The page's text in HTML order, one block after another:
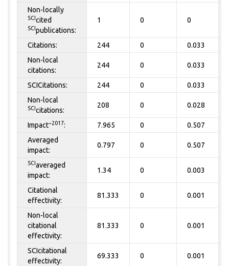
Non-locally
SCIcited
SCIpublications:
1 0 0
Citations: 244 0 0.033
Non-local
citations:
244 0 0.033
SCICitations: 244 0 0.033
Non-local
SCIcitations:
208 0 0.028
Impact~2017: 7.965 0 0.507
Averaged
impact:
0.797 0 0.507
SCIaveraged
impact:
1.34 0 0.003
Citational
effectivity:
81.333 0 0.001
Non-local
citational
effectivity:
81.333 0 0.001
SCIcitational
effectivity:
69.333 0 0.001